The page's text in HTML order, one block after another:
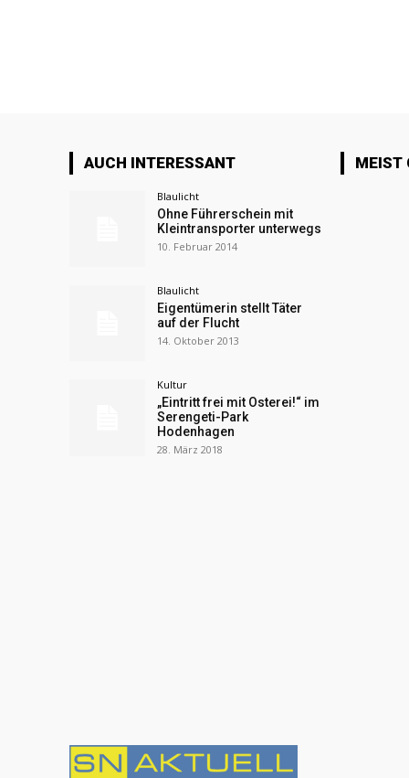
AUCH INTERESSANT
Blaulicht
Ohne Führerschein mit
Kleintransporter unterwegs
10. Februar 2014
Blaulicht
Eigentümerin stellt Täter
auf der Flucht
14. Oktober 2013
Kultur
„Eintritt frei mit Osterei!“ im
Serengeti-Park
Hodenhagen
28. März 2018
MEIST